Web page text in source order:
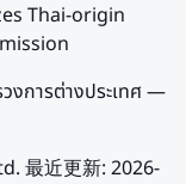
Thai-origin
งการต่างประเทศ —
最近更新: 2026-